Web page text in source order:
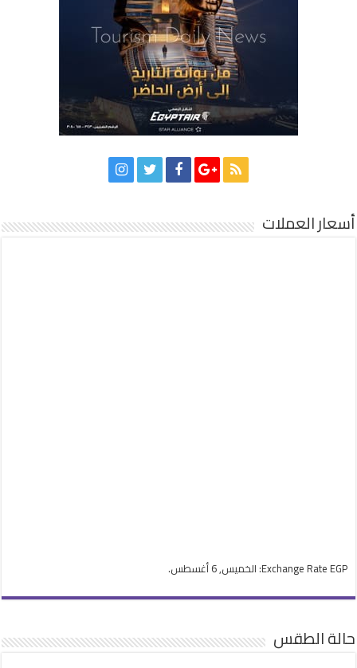
أسعار العملات
Exchange Rate EGP : الخميس, 6 أغسطس.
حالة الطقس